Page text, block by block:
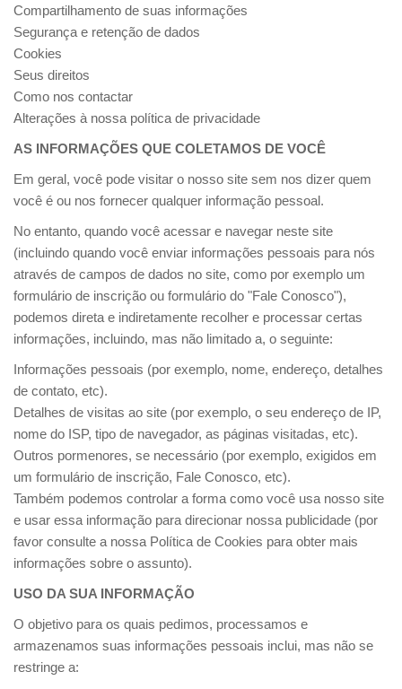
Compartilhamento de suas informações
Segurança e retenção de dados
Cookies
Seus direitos
Como nos contactar
Alterações à nossa política de privacidade
AS INFORMAÇÕES QUE COLETAMOS DE VOCÊ
Em geral, você pode visitar o nosso site sem nos dizer quem
você é ou nos fornecer qualquer informação pessoal.
No entanto, quando você acessar e navegar neste site
(incluindo quando você enviar informações pessoais para nós
através de campos de dados no site, como por exemplo um
formulário de inscrição ou formulário do "Fale Conosco"),
podemos direta e indiretamente recolher e processar certas
informações, incluindo, mas não limitado a, o seguinte:
Informações pessoais (por exemplo, nome, endereço, detalhes
de contato, etc).
Detalhes de visitas ao site (por exemplo, o seu endereço de IP,
nome do ISP, tipo de navegador, as páginas visitadas, etc).
Outros pormenores, se necessário (por exemplo, exigidos em
um formulário de inscrição, Fale Conosco, etc).
Também podemos controlar a forma como você usa nosso site
e usar essa informação para direcionar nossa publicidade (por
favor consulte a nossa Política de Cookies para obter mais
informações sobre o assunto).
USO DA SUA INFORMAÇÃO
O objetivo para os quais pedimos, processamos e
armazenamos suas informações pessoais inclui, mas não se
restringe a: